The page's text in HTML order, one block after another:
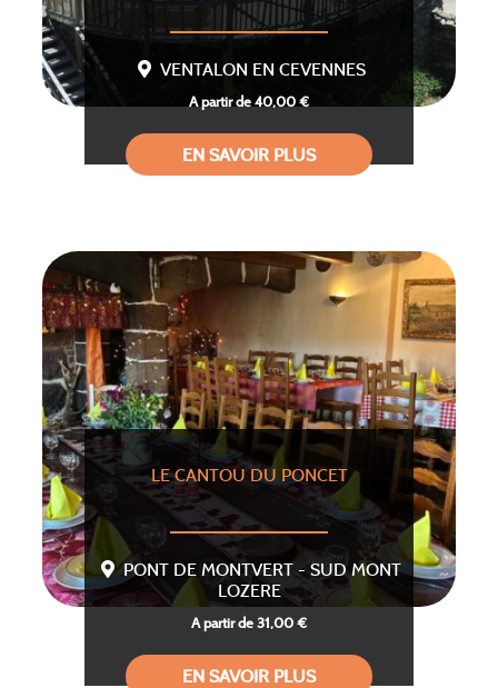
VENTALON EN CEVENNES
A partir de 40,00 €
EN SAVOIR PLUS
LE CANTOU DU PONCET
PONT DE MONTVERT - SUD MONT
LOZERE
A partir de 31,00 €
EN SAVOIR PLUS